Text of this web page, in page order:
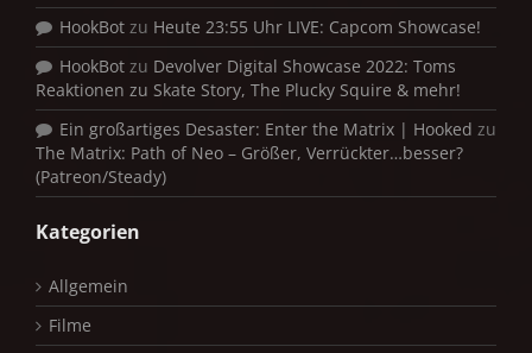
HookBot zu Heute 23:55 Uhr LIVE: Capcom Showcase!
HookBot zu Devolver Digital Showcase 2022: Toms
Reaktionen zu Skate Story, The Plucky Squire & mehr!
Ein großartiges Desaster: Enter the Matrix | Hooked zu
The Matrix: Path of Neo – Größer, Verrückter…besser?
(Patreon/Steady)
Kategorien
Allgemein
Filme